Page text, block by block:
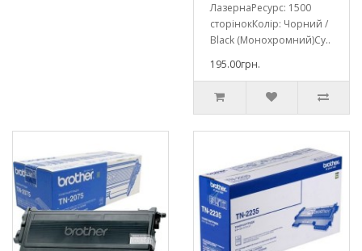
ЛазернаРесурс: 1500
сторінокКолір: Чорний /
Black (Монохромний)Су..
195.00грн.